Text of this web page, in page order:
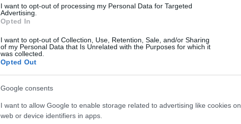
I want to opt-out of processing my Personal Data for Targeted
Advertising.
Opted In
I want to opt-out of Collection, Use, Retention, Sale, and/or Sharing
of my Personal Data that Is Unrelated with the Purposes for which it
was collected.
Opted Out
Google consents
I want to allow Google to enable storage related to advertising like cookies on
web or device identifiers in apps.